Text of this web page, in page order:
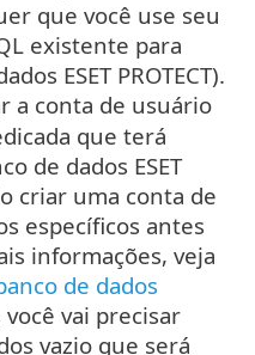
que você use seu
existente para
ESET PROTECT).
a conta de usuário
que terá
de dados ESET
criar uma conta de
específicos antes
informações, veja
de dados
você vai precisar
vazio que será